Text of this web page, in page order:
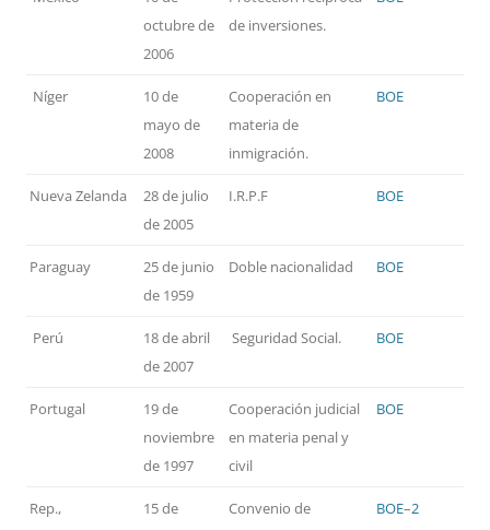
octubre de
2006
de inversiones.
Níger
10 de
mayo de
2008
Cooperación en
materia de
inmigración.
BOE
Nueva Zelanda
28 de julio
de 2005
I.R.P.F BOE
Paraguay
25 de junio
de 1959
Doble nacionalidad BOE
Perú
18 de abril
de 2007
Seguridad Social. BOE
Portugal
19 de
noviembre
de 1997
Cooperación judicial
en materia penal y
civil
BOE
Rep.,
15 de
Convenio de
BOE–2